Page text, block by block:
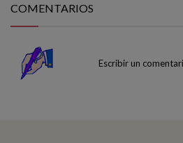
COMENTARIOS
Escribir un